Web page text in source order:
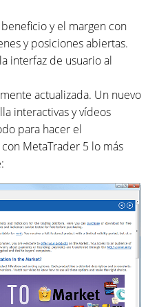
y el margen con
y posiciones abiertas.
interfaz de usuario al
actualizada. Un nuevo
interactivas y vídeos
para hacer el
MetaTrader 5 lo más